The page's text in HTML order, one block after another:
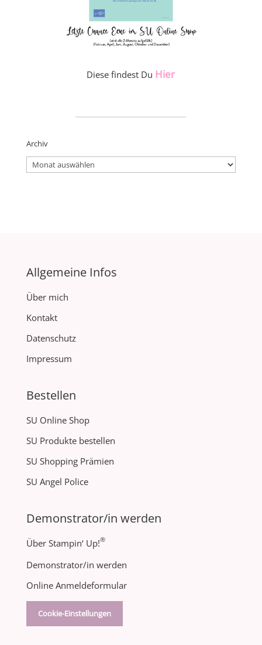
Diese findest Du Hier
Archiv
Archiv
Allgemeine Infos
Über mich
Kontakt
Datenschutz
Impressum
Bestellen
SU Online Shop
SU Produkte bestellen
SU Shopping Prämien
SU Angel Police
Demonstrator/in werden
Über Stampin‘ Up!®
Demonstrator/in werden
Online Anmeldeformular
Cookie-Einstellungen